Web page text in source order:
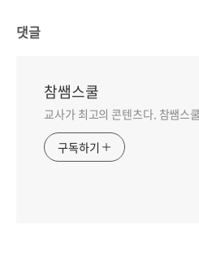
댓글
참쌤스쿨
교사가 최고의 콘텐츠다. 참쌤스
구독하기